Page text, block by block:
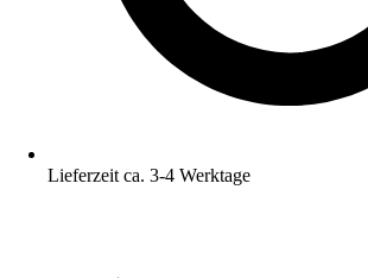
Lieferzeit ca. 3-4 Werktage